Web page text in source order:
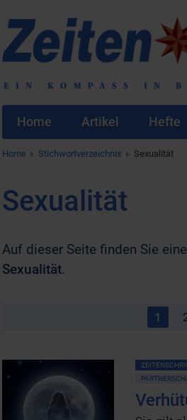
Home Artikel Hefte
Home Stichwortverzeichnis Sexualität
Sexualität
Auf dieser Seite finden Sie
Sexualität.
1